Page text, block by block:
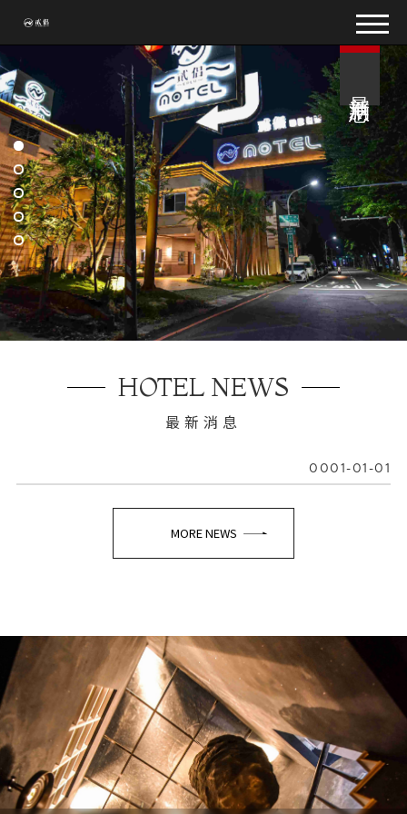
HOTEL NEWS
最新消息
0001-01-01
MORE NEWS